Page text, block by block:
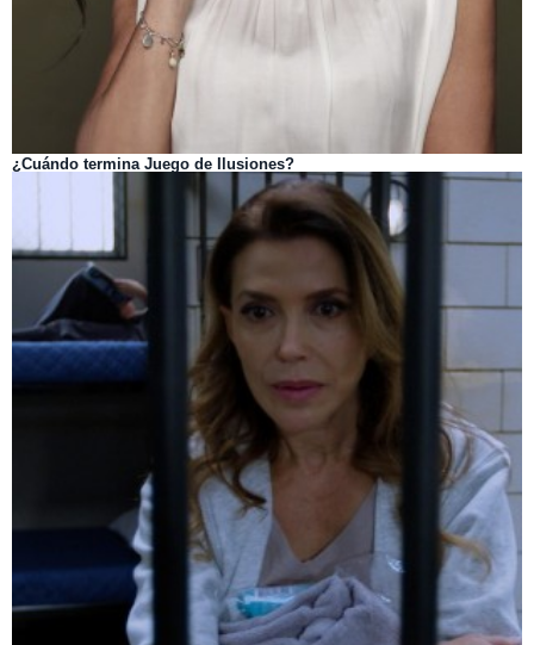
¿Cuándo termina Juego de Ilusiones?